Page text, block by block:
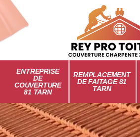
ENTREPRISE
DE
COUVERTURE
81 TARN
REMPLACEMENT
DE FAITAGE 81
TARN